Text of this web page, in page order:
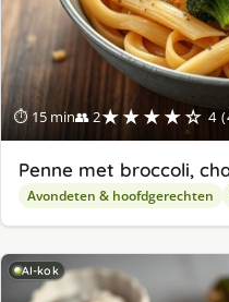
⏱ 15 min👥 2★★★★☆ 4
Penne met broccoli,
Avondeten & hoofdgerechten
AI-kok